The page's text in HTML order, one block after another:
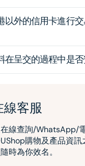
以外的信用卡進行
在呈交的過程中是否
客服
線查詢/WhatsApp/
購物及產品資訊
時為你效名。